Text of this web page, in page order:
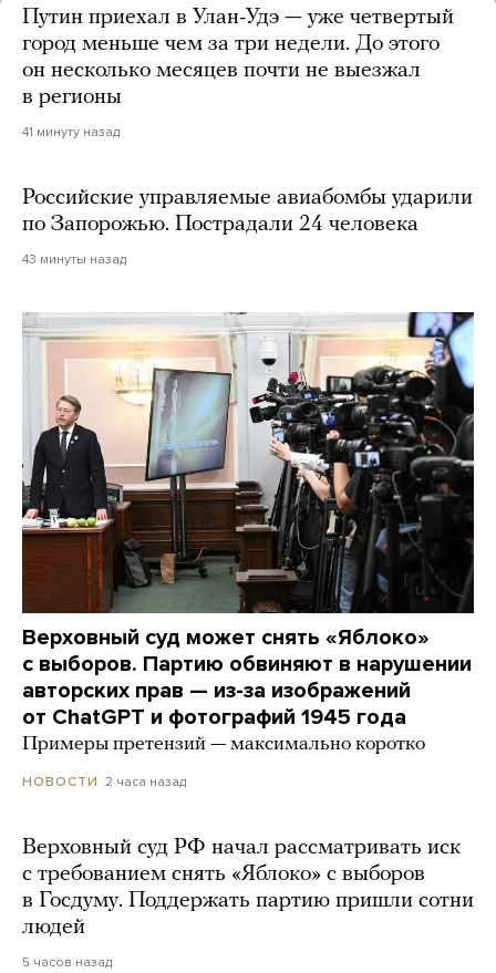
Путин приехал в Улан-Удэ — уже четвертый
город меньше чем за три недели. До этого
он несколько месяцев почти не выезжал
в регионы
41 минуту назад
Российские управляемые авиабомбы ударили
по Запорожью. Пострадали 24 человека
43 минуты назад
Верховный суд может снять «Яблоко»
с выборов. Партию обвиняют в нарушении
авторских прав — из-за изображений
от ChatGPT и фотографий 1945 года
Примеры претензий — максимально коротко
НОВОСТИ 2 часа назад
Верховный суд РФ начал рассматривать иск
с требованием снять «Яблоко» с выборов
в Госдуму. Поддержать партию пришли сотни
людей
5 часов назад